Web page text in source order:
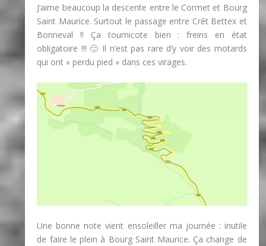
J’aime beaucoup la descente entre le Cormet et Bourg
Saint Maurice. Surtout le passage entre Crêt Bettex et
Bonneval !! Ça tournicote bien : freins en état
obligatoire !!! 🙂 Il n’est pas rare d’y voir des motards
qui ont « perdu pied » dans ces virages.
Une bonne note vient ensoleiller ma journée : inutile
de faire le plein à Bourg Saint Maurice. Ça change de